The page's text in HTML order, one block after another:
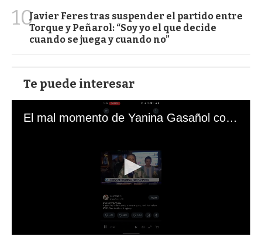
10Javier Feres tras suspender el partido entre
Torque y Peñarol: “Soy yo el que decide
cuando se juega y cuando no”
Te puede interesar
El mal momento de Yanina Gasañol con un hincha argentino en "Subrayado"